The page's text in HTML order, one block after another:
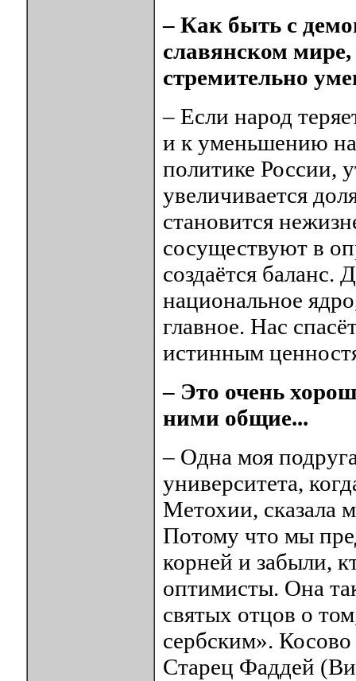
– Как быть с
славянском мире,
стремительно
– Если народ
и к уменьшению
политике России,
увеличивается
становится
сосуществуют в
создаётся баланс.
национальное
главное. Нас
истинным
– Это очень
ними общие...
– Одна моя
университета,
Метохии, сказала
Потому что мы
корней и забыли,
оптимисты. Она
святых отцов о
сербским».
Старец Фаддей